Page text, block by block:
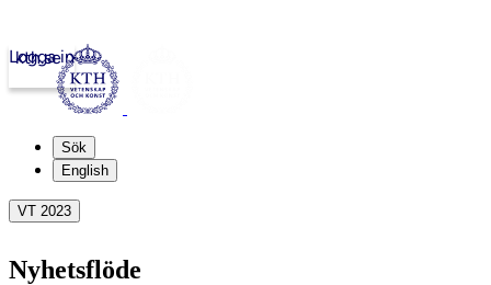
kth.se
Logga in
Sök
English
VT 2023
Nyhetsflöde